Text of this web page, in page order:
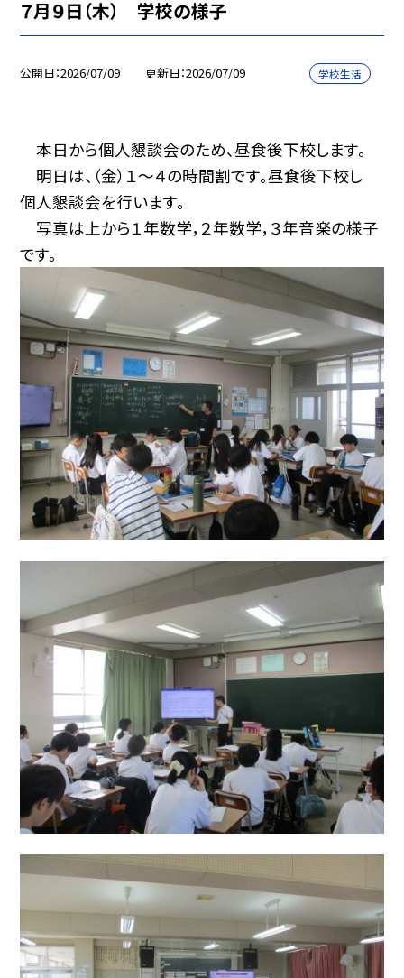
７月９日（木） 学校の様子
公開日 2026/07/09 更新日 2026/07/09 学校生活
本日から個人懇談会のため、昼食後下校します。
明日は、（金）１～４の時間割です。昼食後下校し
個人懇談会を行います。
写真は上から１年数学，２年数学，３年音楽の様子
です。